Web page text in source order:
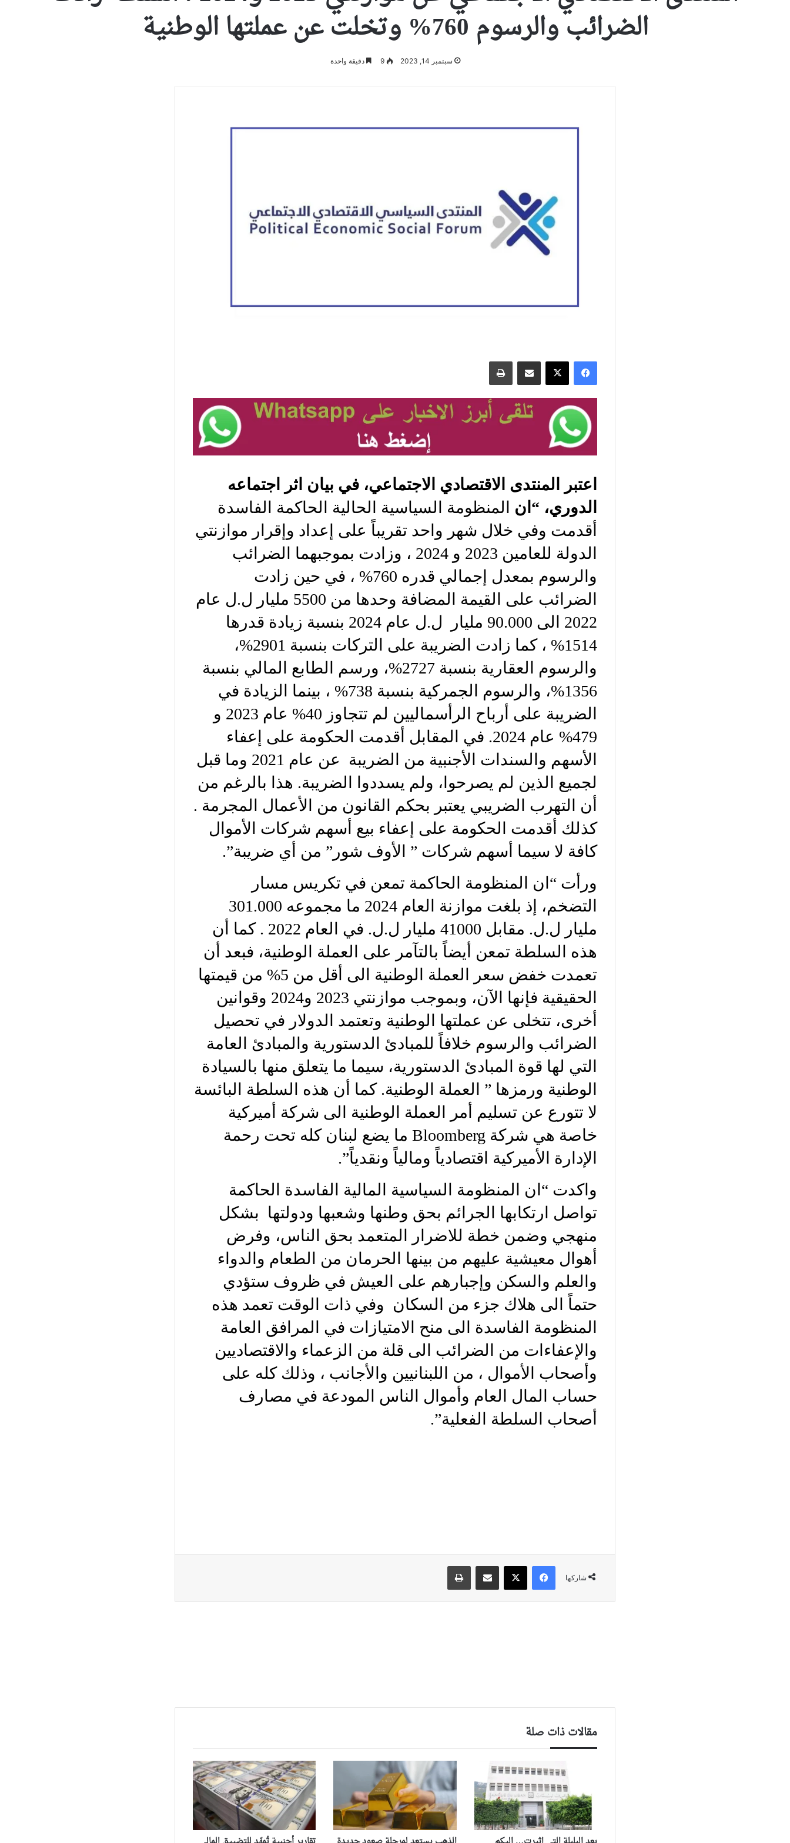
الضرائب والرسوم 760% وتخلت عن عملتها الوطنية
سبتمبر 14, 2023 9 دقيقة واحدة
فيسبوك ‫X مشاركة عبر البريد طباعة
اعتبر المنتدى الاقتصادي الاجتماعي، في بيان اثر اجتماعه
الدوري، “ان
المنظومة السياسية الحالية الحاكمة الفاسدة
أقدمت وفي خلال شهر واحد تقريباً على إعداد وإقرار موازنتي
الدولة للعامين 2023 و 2024 ، وزادت بموجبهما الضرائب
والرسوم بمعدل إجمالي قدره 760% ، في حين زادت
الضرائب على القيمة المضافة وحدها من 5500 مليار ل.ل عام
2022 الى 90.000 مليار ل.ل عام 2024 بنسبة زيادة قدرها
1514% ، كما زادت الضريبة على التركات بنسبة 2901%،
والرسوم العقارية بنسبة 2727%، ورسم الطابع المالي بنسبة
1356%، والرسوم الجمركية بنسبة 738% ، بينما الزيادة في
الضريبة على أرباح الرأسماليين لم تتجاوز 40% عام 2023 و
479% عام 2024. في المقابل أقدمت الحكومة على إعفاء
الأسهم والسندات الأجنبية من الضريبة عن عام 2021 وما قبل
لجميع الذين لم يصرحوا، ولم يسددوا الضريبة. هذا بالرغم من
أن التهرب الضريبي يعتبر بحكم القانون من الأعمال المجرمة .
كذلك أقدمت الحكومة على إعفاء بيع أسهم شركات الأموال
كافة لا سيما أسهم شركات ” الأوف شور” من أي ضريبة”.
ورأت “ان المنظومة الحاكمة تمعن في تكريس مسار
التضخم، إذ بلغت موازنة العام 2024 ما مجموعه 301.000
مليار ل.ل. مقابل 41000 مليار ل.ل. في العام 2022 . كما أن
هذه السلطة تمعن أيضاً بالتآمر على العملة الوطنية، فبعد أن
تعمدت خفض سعر العملة الوطنية الى أقل من 5% من قيمتها
الحقيقية فإنها الآن، وبموجب موازنتي 2023 و2024 وقوانين
أخرى، تتخلى عن عملتها الوطنية وتعتمد الدولار في تحصيل
الضرائب والرسوم خلافاً للمبادئ الدستورية والمبادئ العامة
التي لها قوة المبادئ الدستورية، سيما ما يتعلق منها بالسيادة
الوطنية ورمزها ” العملة الوطنية. كما أن هذه السلطة البائسة
لا تتورع عن تسليم أمر العملة الوطنية الى شركة أميركية
خاصة هي شركة Bloomberg ما يضع لبنان كله تحت رحمة
الإدارة الأميركية اقتصادياً ومالياً ونقدياً”.
واكدت “ان المنظومة السياسية المالية الفاسدة الحاكمة
تواصل ارتكابها الجرائم بحق وطنها وشعبها ودولتها بشكل
منهجي وضمن خطة للاضرار المتعمد بحق الناس، وفرض
أهوال معيشية عليهم من بينها الحرمان من الطعام والدواء
والعلم والسكن وإجبارهم على العيش في ظروف ستؤدي
حتماً الى هلاك جزء من السكان وفي ذات الوقت تعمد هذه
المنظومة الفاسدة الى منح الامتيازات في المرافق العامة
والإعفاءات من الضرائب الى قلة من الزعماء والاقتصاديين
وأصحاب الأموال ، من اللبنانيين والأجانب ، وذلك كله على
حساب المال العام وأموال الناس المودعة في مصارف
أصحاب السلطة الفعلية”.
شاركها
فيسبوك ‫X مشاركة عبر البريد طباعة
مقالات ذات صلة